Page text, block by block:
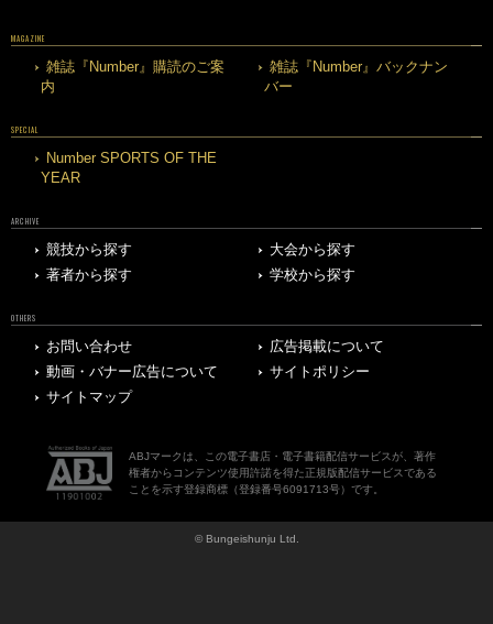
MAGAZINE
雑誌『Number』購読のご案
内
雑誌『Number』バックナン
バー
SPECIAL
Number SPORTS OF THE
YEAR
ARCHIVE
競技から探す
大会から探す
著者から探す
学校から探す
OTHERS
お問い合わせ
広告掲載について
動画・バナー広告について
サイトポリシー
サイトマップ
ABJマークは、この電子書店・電子書籍配信サービスが、著作
権者からコンテンツ使用許諾を得た正規版配信サービスである
ことを示す登録商標（登録番号6091713号）です。
© Bungeishunju Ltd.